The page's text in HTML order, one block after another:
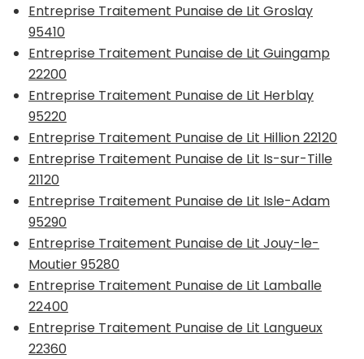
Entreprise Traitement Punaise de Lit Groslay
95410
Entreprise Traitement Punaise de Lit Guingamp
22200
Entreprise Traitement Punaise de Lit Herblay
95220
Entreprise Traitement Punaise de Lit Hillion 22120
Entreprise Traitement Punaise de Lit Is-sur-Tille
21120
Entreprise Traitement Punaise de Lit Isle-Adam
95290
Entreprise Traitement Punaise de Lit Jouy-le-
Moutier 95280
Entreprise Traitement Punaise de Lit Lamballe
22400
Entreprise Traitement Punaise de Lit Langueux
22360